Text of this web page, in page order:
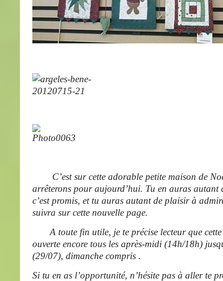
C’est sur cette adorable petite maison de
arrêterons pour aujourd’hui. Tu en auras autant
c’est promis, et tu auras autant de plaisir à
suivra sur cette nouvelle page.
A toute fin utile, je te précise lecteur que cette
ouverte encore tous les après-midi (14h/18h)
(29/07), dimanche compris .
Si tu en as l’opportunité, n’hésite pas à aller te